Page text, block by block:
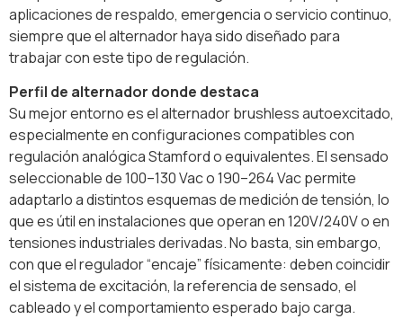
aplicaciones de respaldo, emergencia o servicio continuo,
siempre que el alternador haya sido diseñado para
trabajar con este tipo de regulación.
Perfil de alternador donde destaca
Su mejor entorno es el alternador brushless autoexcitado,
especialmente en configuraciones compatibles con
regulación analógica Stamford o equivalentes. El sensado
seleccionable de 100–130 Vac o 190–264 Vac permite
adaptarlo a distintos esquemas de medición de tensión, lo
que es útil en instalaciones que operan en 120V/240V o en
tensiones industriales derivadas. No basta, sin embargo,
con que el regulador “encaje” físicamente: deben coincidir
el sistema de excitación, la referencia de sensado, el
cableado y el comportamiento esperado bajo carga.